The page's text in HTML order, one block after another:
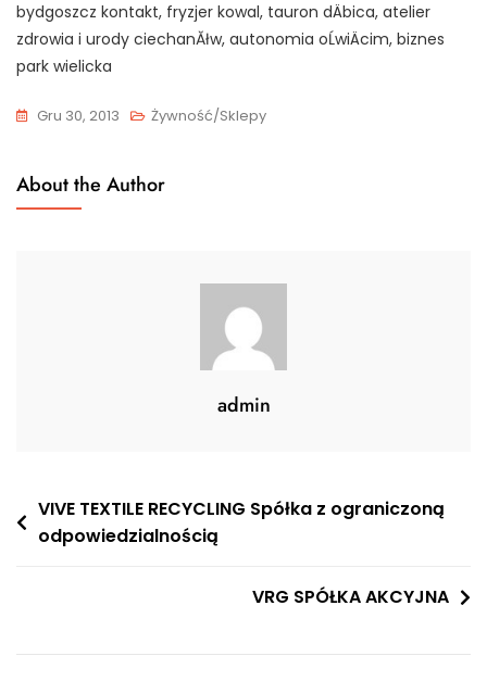
bydgoszcz kontakt, fryzjer kowal, tauron dÄbica, atelier
zdrowia i urody ciechanĂłw, autonomia oĹwiÄcim, biznes
park wielicka
Gru 30, 2013 Żywność/Sklepy
About the Author
admin
Nawigacja
wpisu
VIVE TEXTILE RECYCLING Spółka z ograniczoną
odpowiedzialnością
VRG SPÓŁKA AKCYJNA